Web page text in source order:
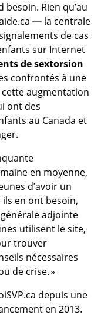
Rien qu’au
— la centrale
de cas
sur Internet
de sextorsion
confrontés à une
augmentation
ont des
au Canada et
en moyenne,
d’avoir un
en ont besoin,
adjointe
utilisent le site,
trouver
nécessaires
de crise. »
depuis une
en 2013.